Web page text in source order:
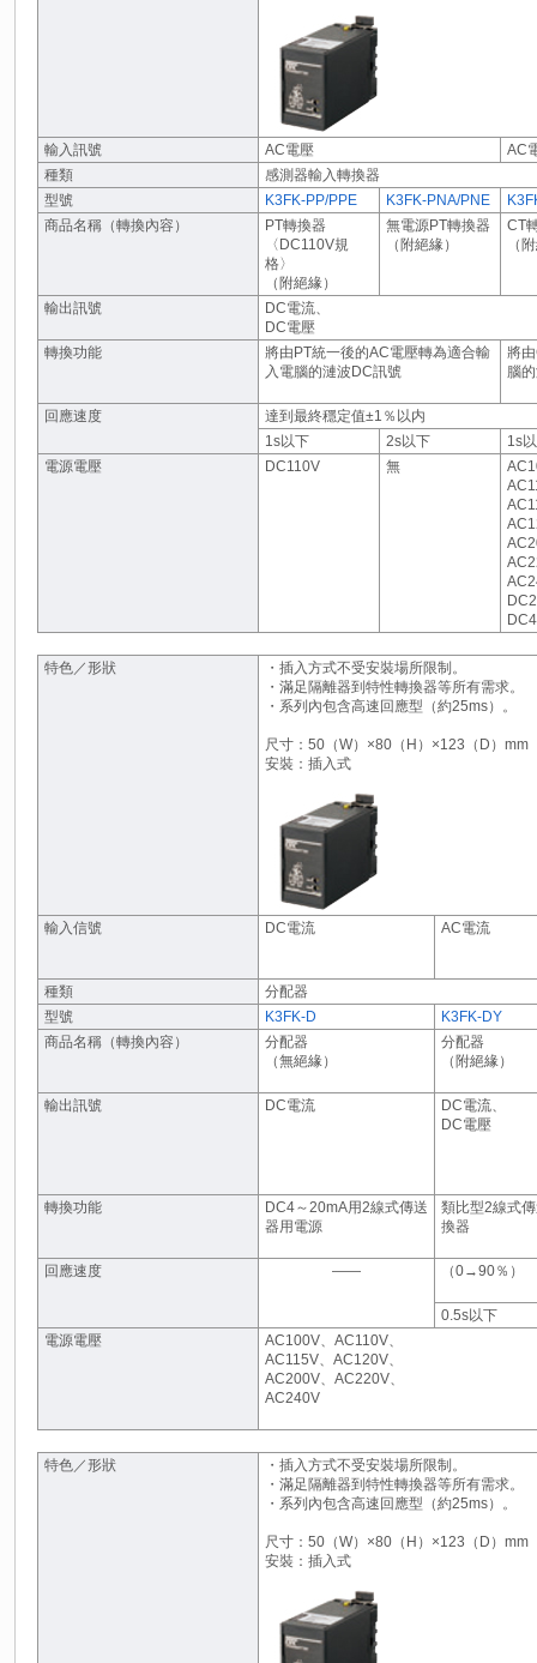
輸入訊號 AC電壓
AC
種類
感測器輸入轉換器
型號
K3FK-PP/PPE K3FK-PNA/PNE
商品名稱（轉換內容）
PT轉換器
〈DC110V規
格〉
（附絕緣）
無電源PT轉換器
（附絕緣）
CT
（
輸出訊號
DC電流、
DC電壓
轉換功能
將由PT統一後的AC電壓轉為適合輸
入電腦的漣波DC訊號
將
腦
回應速度
達到最終穩定值±1％以内
1s以下
2s以下
1s
電源電壓
DC110V 無
特色／形狀
・插入方式不受安裝場所限制。
・滿足隔離器到特性轉換器等所有需求。
・系列內包含高速回應型（約25ms）。
尺寸：50（W）×80（H）×123（D）mm
安裝：插入式
輸入信號 DC電流 AC電流
種類
分配器
型號
K3FK-D
K3FK-DY
商品名稱（轉換內容）
分配器
（無絕緣）
分配器
（附絕緣）
輸出訊號 DC電流
DC電流、
DC電壓
轉換功能
DC4～20mA用2線式傳送
器用電源
類比型2線式
換器
回應速度 ―― （0→90％）
0.5s以下
電源電壓
AC100V、AC110V、
AC115V、AC120V、
AC200V、AC220V、
AC240V
特色／形狀
・插入方式不受安裝場所限制。
・滿足隔離器到特性轉換器等所有需求。
・系列內包含高速回應型（約25ms）。
尺寸：50（W）×80（H）×123（D）mm
安裝：插入式